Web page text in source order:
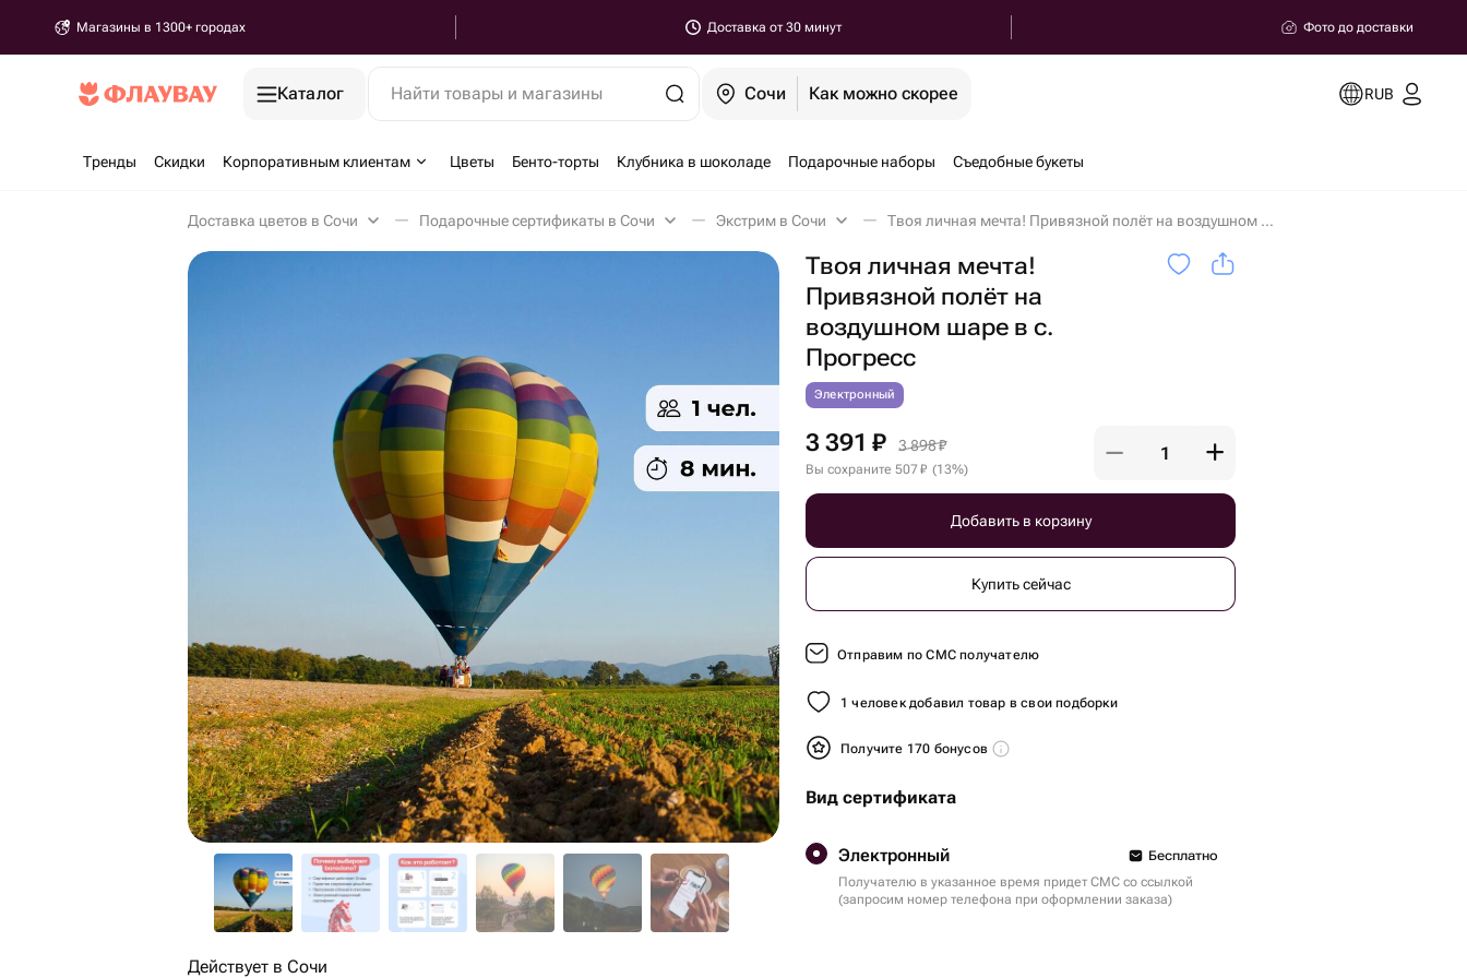
Магазины в 1300+ городах Доставка от 30 минут Фото до доставки
Каталог Найти товары и магазины Сочи Как можно скорее RUB
Тренды Скидки Корпоративным клиентам Цветы Бенто-торты Клубника в шоколаде Подарочные наборы Съедобные букеты
Доставка цветов в Сочи Подарочные сертификаты в Сочи Экстрим в Сочи Твоя личная мечта! Привязной полёт на воздушном шаре в с. Прогресс в Сочи
Твоя личная мечта!
Привязной полёт на
воздушном шаре в с.
Прогресс
Электронный
3 391 ₽ 3 898₽
Вы сохраните 507 ₽ (13%)
Добавить в корзину
Купить сейчас
Отправим по СМС получателю
1 человек добавил товар в свои подборки
Получите 170 бонусов
Вид сертификата
Электронный
Бесплатно
Получателю в указанное время придет СМС со ссылкой
(запросим номер телефона при оформлении заказа)
Действует в Сочи